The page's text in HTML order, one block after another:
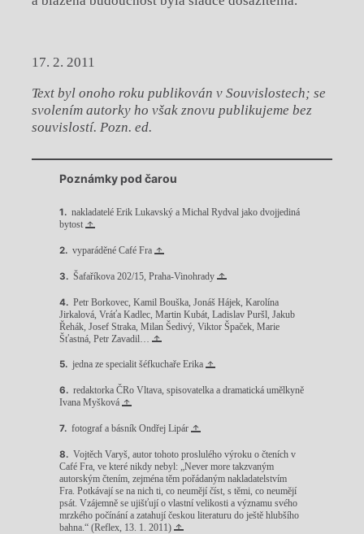
17. 2. 2011
Text byl onoho roku publikován v Souvislostech; se
svolením autorky ho však znovu publikujeme bez
souvislostí. Pozn. ed.
Poznámky pod čarou
nakladatelé Erik Lukavský a Michal Rydval jako dvojjediná
bytost
vyparáděné Café Fra
Šafaříkova 202/15, Praha-Vinohrady
Petr Borkovec, Kamil Bouška, Jonáš Hájek, Karolína
Jirkalová, Vráťa Kadlec, Martin Kubát, Ladislav Puršl, Jakub
Řehák, Josef Straka, Milan Šedivý, Viktor Špaček, Marie
Šťastná, Petr Zavadil…
jedna ze specialit šéfkuchaře Erika
redaktorka ČRo Vltava, spisovatelka a dramatická umělkyně
Ivana Myšková
fotograf a básník Ondřej Lipár
Vojtěch Varyš, autor tohoto proslulého výroku o čteních v
Café Fra, ve které nikdy nebyl: „Never more takzvaným
autorským čtením, zejména těm pořádaným nakladatelstvím
Fra. Potkávají se na nich ti, co neumějí číst, s těmi, co neumějí
psát. Vzájemně se ujišťují o vlastní velikosti a významu svého
mrzkého počínání a zatahují českou literaturu do ještě hlubšího
bahna.“ (Reflex, 13. 1. 2011)